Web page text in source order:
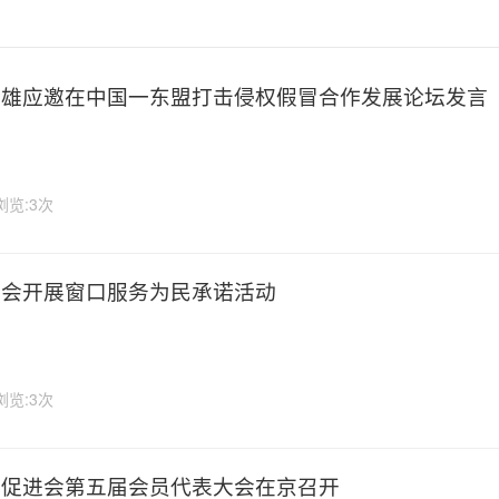
应邀在中国一东盟打击侵权假冒合作发展论坛发言
览:3次
开展窗口服务为民承诺活动
览:3次
进会第五届会员代表大会在京召开